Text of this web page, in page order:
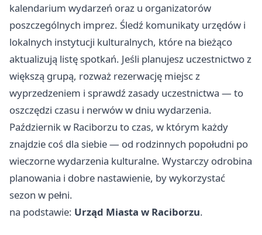
kalendarium wydarzeń oraz u organizatorów
poszczególnych imprez. Śledź komunikaty urzędów i
lokalnych instytucji kulturalnych, które na bieżąco
aktualizują listę spotkań. Jeśli planujesz uczestnictwo z
większą grupą, rozważ rezerwację miejsc z
wyprzedzeniem i sprawdź zasady uczestnictwa — to
oszczędzi czasu i nerwów w dniu wydarzenia.
Październik w Raciborzu to czas, w którym każdy
znajdzie coś dla siebie — od rodzinnych popołudni po
wieczorne wydarzenia kulturalne. Wystarczy odrobina
planowania i dobre nastawienie, by wykorzystać
sezon w pełni.
na podstawie: Urząd Miasta w Raciborzu.